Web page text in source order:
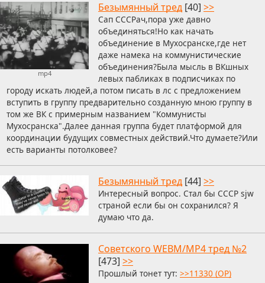
mp4
Безымянный тред [40] >>
Сап СССРач,пора уже давно
объединяться!Но как начать
объединение в Мухосранске,где нет
даже намека на коммунистические
объединения?Была мысль в ВКшных
левых пабликах в подписчиках по
городу искать людей,а потом писать в лс с предложением
вступить в группу предварительно созданную мною группу в
том же ВК с примерным названием "Коммунисты
Мухосранска".Далее данная группа будет платформой для
координации будущих совместных действий.Что думаете?Или
есть варианты потолковее?
Безымянный тред [44] >>
Интересный вопрос. Стал бы СССР sjw
страной если бы он сохранился? Я
думаю что да.
Советского WEBM/MP4 тред №2
[473] >>
Прошлый тонет тут: >>11330 (OP)